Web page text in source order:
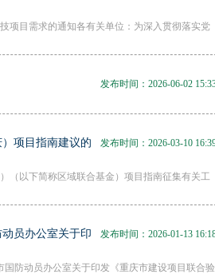
项目需求的通知各有关单位：为深入贯彻落实党
发布时间：2026-06-02
发布时间：2026-03-10
项目指南建议的
（以下简称区域联合基金）项目指南征集有关工
发布时间：2026-01-13
员办公室关于印
防动员办公室关于印发《重庆市建设项目联合验